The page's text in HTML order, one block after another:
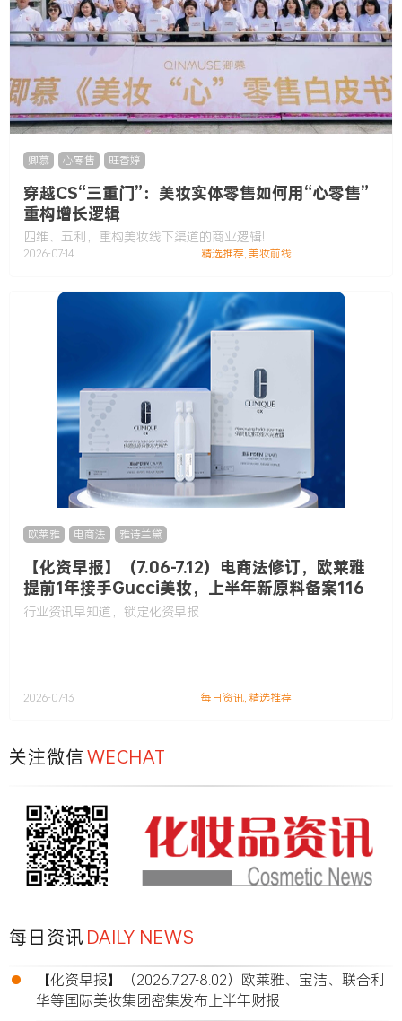
卿慕 心零售 旺香婷
穿越CS“三重门”：美妆实体零售如何用“心零售”
重构增长逻辑
四维、五利，重构美妆线下渠道的商业逻辑!
2026-07-14 精选推荐,美妆前线
欧莱雅 电商法 雅诗兰黛
【化资早报】（7.06-7.12）电商法修订，欧莱雅
提前1年接手Gucci美妆，上半年新原料备案116
款……
行业资讯早知道，锁定化资早报
2026-07-13 每日资讯,精选推荐
关注微信WECHAT
每日资讯DAILY NEWS
•
【化资早报】（2026.7.27-8.02）欧莱雅、宝洁、联合利
华等国际美妆集团密集发布上半年财报